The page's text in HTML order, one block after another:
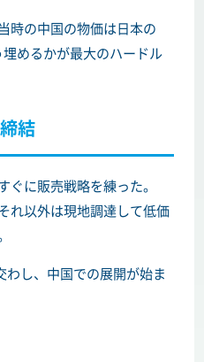
時の中国の物価は日本の
めるかが最大のハードル
結
ぐに販売戦略を練った。
れ以外は現地調達して低価
わし、中国での展開が始ま